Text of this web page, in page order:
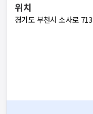
위치
경기도 부천시 소사로 713